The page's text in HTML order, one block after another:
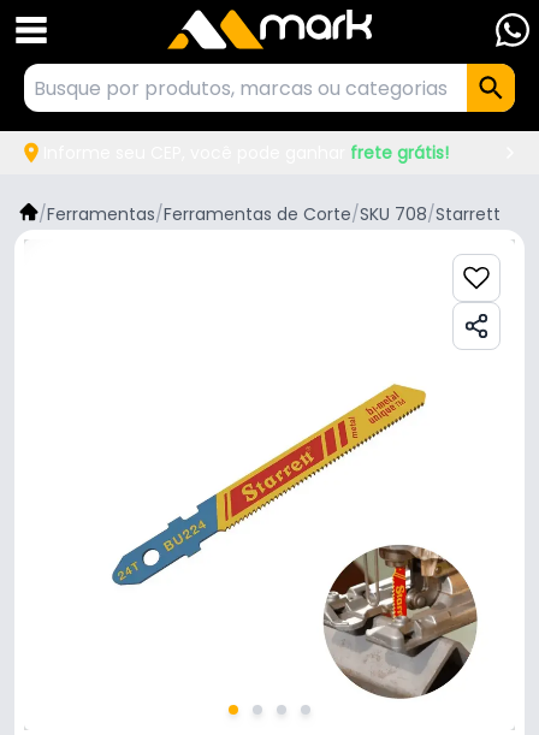
frete grátis!
/Ferramentas/Ferramentas de Corte/SKU 708/Starrett